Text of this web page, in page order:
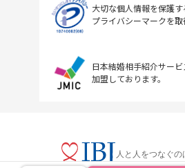
大切な個人情報を保護
プライバシーマークを取
日本結婚相手紹介サービ
加盟しております。
人と人をつなぐの